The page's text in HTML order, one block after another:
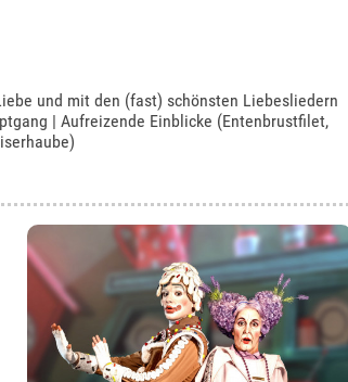
und mit den (fast) schönsten Liebesliedern
| Aufreizende Einblicke (Entenbrustfilet,